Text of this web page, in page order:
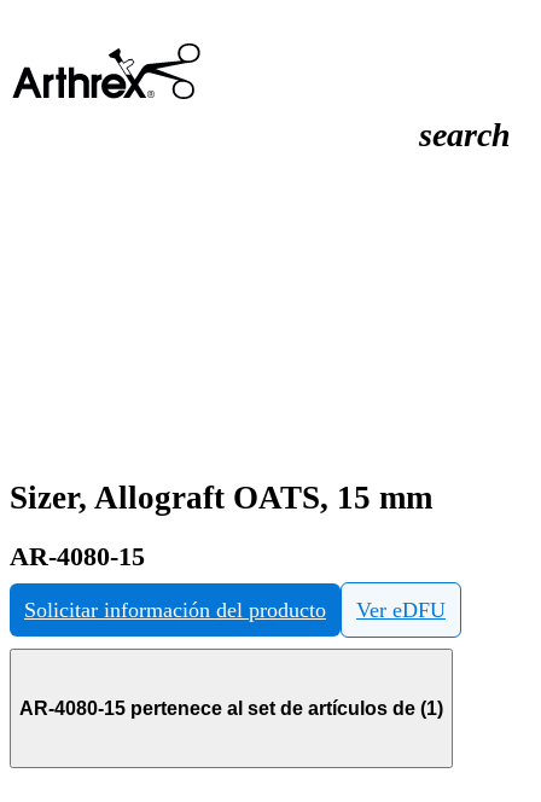
search
Sizer, Allograft OATS, 15 mm
AR-4080-15
Solicitar información del producto Ver eDFU
AR-4080-15 pertenece al set de artículos de (1)